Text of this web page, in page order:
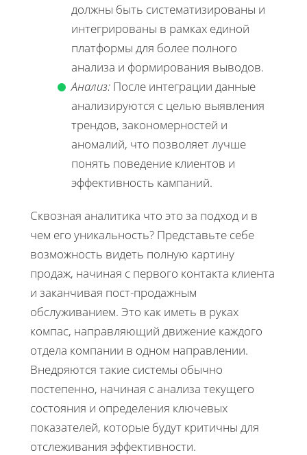
должны быть систематизированы и
интегрированы в рамках единой
платформы для более полного
анализа и формирования выводов.
Анализ: После интеграции данные
анализируются с целью выявления
трендов, закономерностей и
аномалий, что позволяет лучше
понять поведение клиентов и
эффективность кампаний.
Сквозная аналитика что это за подход и в
чем его уникальность? Представьте себе
возможность видеть полную картину
продаж, начиная с первого контакта клиента
и заканчивая пост-продажным
обслуживанием. Это как иметь в руках
компас, направляющий движение каждого
отдела компании в одном направлении.
Внедряются такие системы обычно
постепенно, начиная с анализа текущего
состояния и определения ключевых
показателей, которые будут критичны для
отслеживания эффективности.